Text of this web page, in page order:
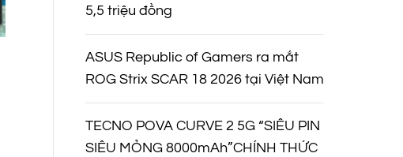
5,5 triệu đồng
ASUS Republic of Gamers ra mắt
ROG Strix SCAR 18 2026 tại Việt Nam
TECNO POVA CURVE 2 5G “SIÊU PIN
SIÊU MỎNG 8000mAh”CHÍNH THỨC